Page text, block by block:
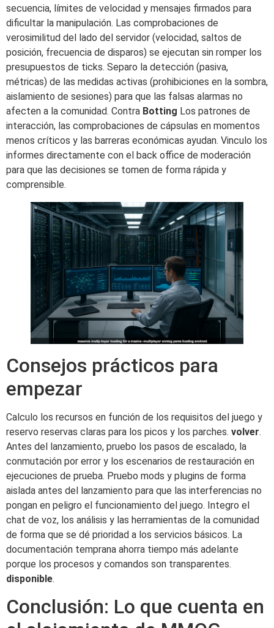
secuencia, límites de velocidad y mensajes firmados para
dificultar la manipulación. Las comprobaciones de
verosimilitud del lado del servidor (velocidad, saltos de
posición, frecuencia de disparos) se ejecutan sin romper los
presupuestos de ticks. Separo la detección (pasiva,
métricas) de las medidas activas (prohibiciones en la sombra,
aislamiento de sesiones) para que las falsas alarmas no
afecten a la comunidad. Contra Botting Los patrones de
interacción, las comprobaciones de cápsulas en momentos
menos críticos y las barreras económicas ayudan. Vinculo los
informes directamente con el back office de moderación
para que las decisiones se tomen de forma rápida y
comprensible.
Consejos prácticos para
empezar
Calculo los recursos en función de los requisitos del juego y
reservo reservas claras para los picos y los parches. volver.
Antes del lanzamiento, pruebo los pasos de escalado, la
conmutación por error y los escenarios de restauración en
ejecuciones de prueba. Pruebo mods y plugins de forma
aislada antes del lanzamiento para que las interferencias no
pongan en peligro el funcionamiento del juego. Integro el
chat de voz, los análisis y las herramientas de la comunidad
de forma que se dé prioridad a los servicios básicos. La
documentación temprana ahorra tiempo más adelante
porque los procesos y comandos son transparentes.
disponible.
Conclusión: Lo que cuenta en